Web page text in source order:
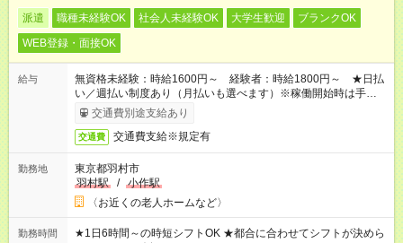
派遣 職種未経験OK 社会人未経験OK 大学生歓迎
ブランクOK
WEB登録・面接OK
給与
無資格未経験：時給1600円～ 経験者：時給1800円～ ★日払
い／週払い制度あり（月払いも選べます）※稼働開始時は手続き
完了次第のお支払いとなります。
交通費別途支給あり
交通費 交通費支給※規定有
勤務地
東京都羽村市
羽村駅
/ 小作駅
〈お近くの老人ホームなど〉
勤務時間
★1日6時間～の時短シフトOK ★都合に合わせてシフトが決めら